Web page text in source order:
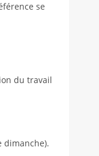
se
du travail
dimanche).